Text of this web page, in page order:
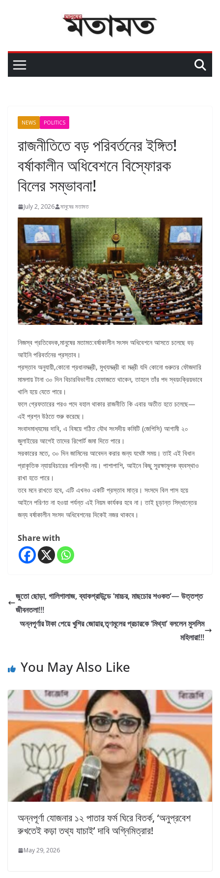
NEWS POLITICS
রাজনীতিতে বড় পরিবর্তনের ইঙ্গিত!
বর্ষাকালীন অধিবেশনে বিস্ফোরক
বিলের সম্ভাবনা!
July 2, 2026 মানুষের মতামত
নিজস্ব প্রতিবেদক,মানুষের মতামত:বর্ষাকালীন সংসদ অধিবেশনে আসতে চলেছে বড়
আইনি পরিবর্তনের প্রস্তাব।
প্রস্তাব অনুযায়ী,কোনো প্রধানমন্ত্রী, মুখ্যমন্ত্রী বা মন্ত্রী যদি কোনো গুরুতর ফৌজদারি
মামলায় টানা ৩০ দিন বিচারবিভাগীয় হেফাজতে থাকেন, তাহলে তাঁর পদ স্বয়ংক্রিয়ভাবে
খালি হয়ে যেতে পারে।
ফলে গ্রেফতারের পরও পদে বহাল থাকার রাজনীতি কি এবার অতীত হতে চলেছে—
এই প্রশ্ন উঠতে শুরু করেছে।
সংবাদমাধ্যমের দাবি, এ বিষয়ে গঠিত যৌথ সংসদীয় কমিটি (জেপিসি) আগামী ২০
জুলাইয়ের আগেই তাদের রিপোর্ট জমা দিতে পারে।
সরকারের মতে, ৩০ দিন জামিনের আবেদন করার জন্য যথেষ্ট সময়। তাই এই বিধান
প্রাকৃতিক ন্যায়বিচারের পরিপন্থী নয়। পাশাপাশি, আইনে কিছু সুরক্ষামূলক ব্যবস্থাও
রাখা হতে পারে।
তবে মনে রাখতে হবে, এটি এখনও একটি প্রস্তাব মাত্র। সংসদে বিল পাস হয়ে
আইনে পরিণত না হওয়া পর্যন্ত এই নিয়ম কার্যকর হবে না। তাই চূড়ান্ত সিদ্ধান্তের
জন্য বর্ষাকালীন সংসদ অধিবেশনের দিকেই নজর থাকবে।
Share with
জুতো ছোড়া, গালিগালাজ, ব্যাকগ্রাউন্ডে ‘মাচ্চর, মাছচোর শওকত’— উত্তপ্ত
জীবনতলা!!!
অন্নপূর্ণার টাকা পেয়ে খুশির জোয়ার,তৃণমূলের প্রচারকে ‘মিথ্যা’ বললেন মুসলিম
মহিলারা!!!
You May Also Like
অন্নপূর্ণা যোজনার ১২ পাতার ফর্ম ঘিরে বিতর্ক, ‘অনুপ্রবেশ
রুখতেই কড়া তথ্য যাচাই’ দাবি অগ্নিমিত্রার!
May 29, 2026